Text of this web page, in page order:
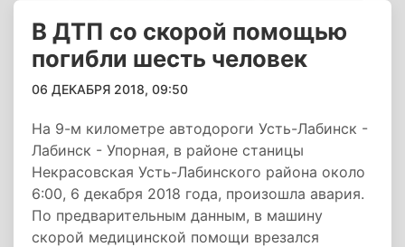
В ДТП со скорой помощью
погибли шесть человек
06 ДЕКАБРЯ 2018, 09:50
На 9-м километре автодороги Усть-Лабинск -
Лабинск - Упорная, в районе станицы
Некрасовская Усть-Лабинского района около
6:00, 6 декабря 2018 года, произошла авария.
По предварительным данным, в машину
скорой медицинской помощи врезался